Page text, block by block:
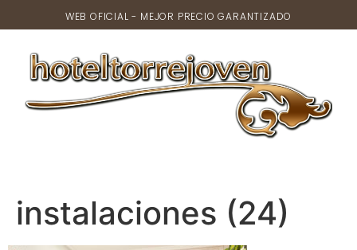
WEB OFICIAL - MEJOR PRECIO GARANTIZADO
instalaciones (24)